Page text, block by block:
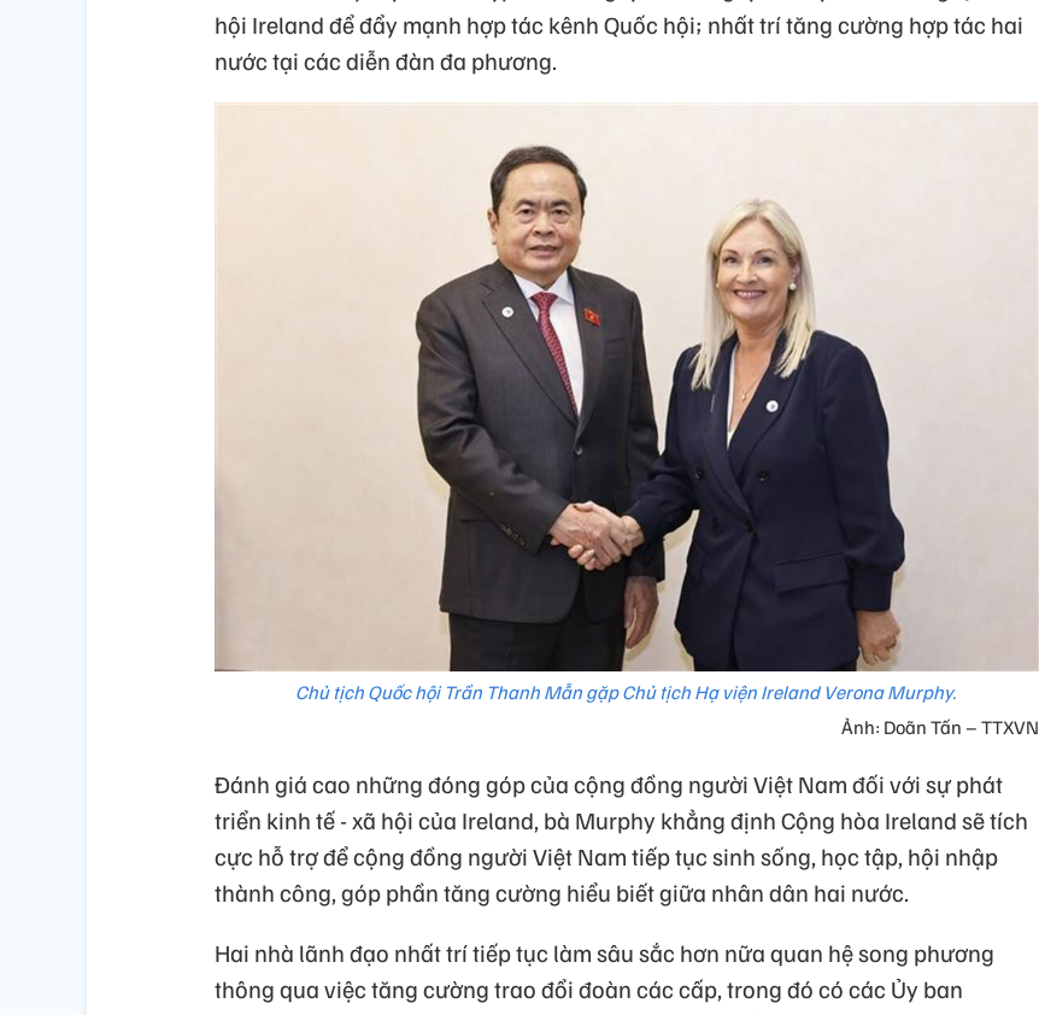
hội Ireland để đẩy mạnh hợp tác kênh Quốc hội; nhất trí tăng cường hợp tác hai
nước tại các diễn đàn đa phương.
Chủ tịch Quốc hội Trần Thanh Mẫn gặp Chủ tịch Hạ viện Ireland Verona Murphy.
Ảnh: Doãn Tấn – TTXVN
Đánh giá cao những đóng góp của cộng đồng người Việt Nam đối với sự phát
triển kinh tế - xã hội của Ireland, bà Murphy khẳng định Cộng hòa Ireland sẽ tích
cực hỗ trợ để cộng đồng người Việt Nam tiếp tục sinh sống, học tập, hội nhập
thành công, góp phần tăng cường hiểu biết giữa nhân dân hai nước.
Hai nhà lãnh đạo nhất trí tiếp tục làm sâu sắc hơn nữa quan hệ song phương
thông qua việc tăng cường trao đổi đoàn các cấp, trong đó có các Ủy ban